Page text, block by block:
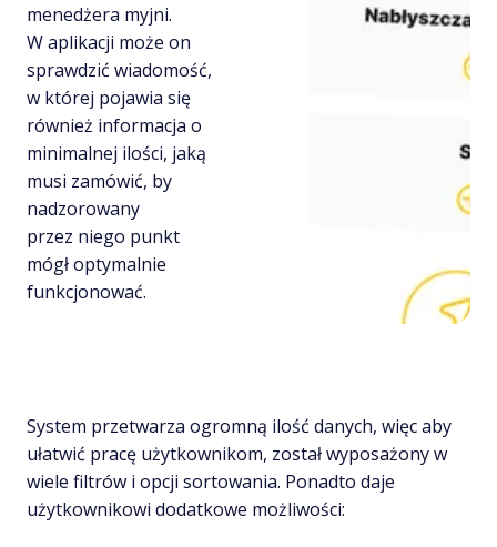
menedżera myjni.
W aplikacji może on
sprawdzić wiadomość,
w której pojawia się
również informacja o
minimalnej ilości, jaką
musi zamówić, by
nadzorowany
przez niego punkt
mógł optymalnie
funkcjonować.
System przetwarza ogromną ilość danych, więc aby
ułatwić pracę użytkownikom, został wyposażony w
wiele filtrów i opcji sortowania. Ponadto daje
użytkownikowi dodatkowe możliwości: